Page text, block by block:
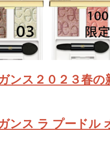
ンス２０２３春の
ンス ラ プードル